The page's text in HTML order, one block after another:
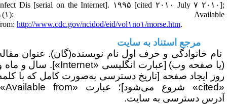
Infect Dis [serial on the Internet].۱۹۹۵[cited ۲۰۱۰July ۷ ۲۰۱۰
۱(۱
):
from:http://www.cdc.gov/ncidod/eid/vol۱no۱/morse.htm
نام خانوادگی و حرف اول نام نویسنده(گان). عنوان مقاله
صفحه وب) [عبارت انگلیسی « Internet»]. سال و ماه و
ایجاد صفحه [تاریخ دسترسی به‌صورت کامل که با کلمه
cited» شروع می‌شود]؛ عبارت «Available from
»:
دسترسی به سایت.